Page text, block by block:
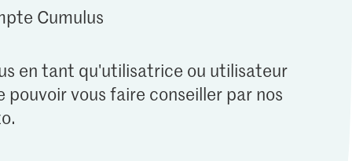
Cumulus
en tant qu'utilisatrice ou utilisateur
pouvoir vous faire conseiller par nos